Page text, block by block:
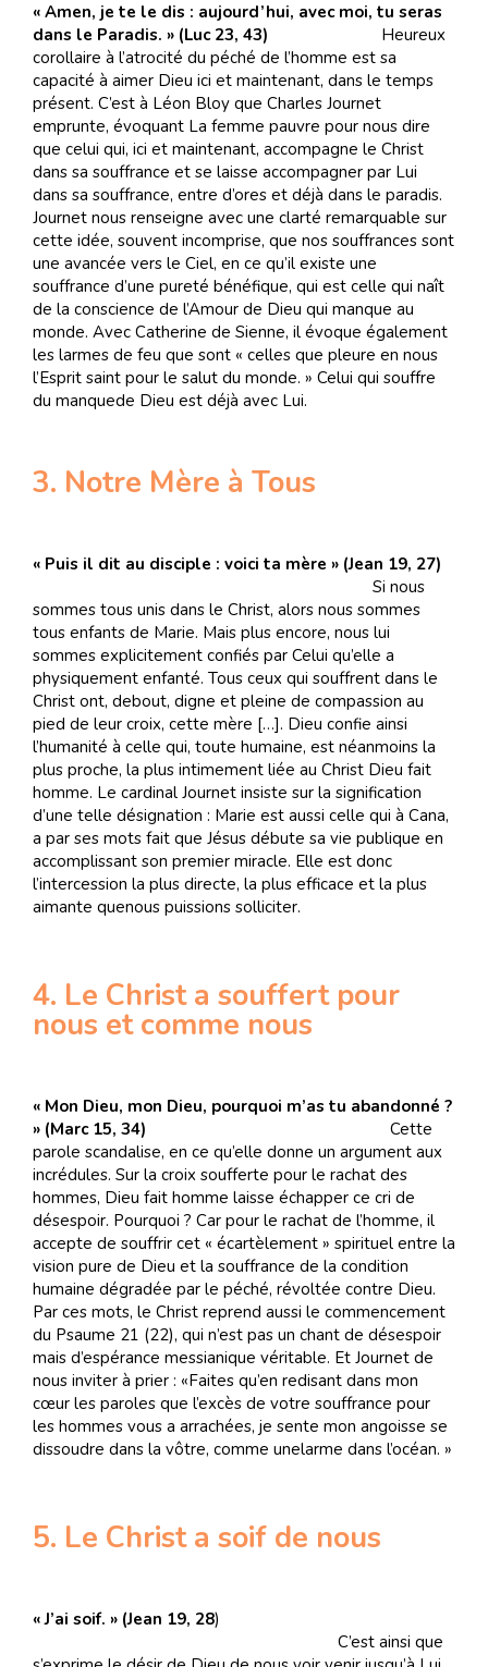
« Amen, je te le dis : aujourd’hui, avec moi, tu seras
dans le Paradis. » (Luc 23, 43)
Heureux
corollaire à l’atrocité du péché de l’homme est sa
capacité à aimer Dieu ici et maintenant, dans le temps
présent. C’est à Léon Bloy que Charles Journet
emprunte, évoquant La femme pauvre pour nous dire
que celui qui, ici et maintenant, accompagne le Christ
dans sa souffrance et se laisse accompagner par Lui
dans sa souffrance, entre d’ores et déjà dans le paradis.
Journet nous renseigne avec une clarté remarquable sur
cette idée, souvent incomprise, que nos souffrances sont
une avancée vers le Ciel, en ce qu’il existe une
souffrance d’une pureté bénéfique, qui est celle qui naît
de la conscience de l’Amour de Dieu qui manque au
monde. Avec Catherine de Sienne, il évoque également
les larmes de feu que sont « celles que pleure en nous
l’Esprit saint pour le salut du monde. » Celui qui souffre
du manquede Dieu est déjà avec Lui.
3. Notre Mère à Tous
« Puis il dit au disciple : voici ta mère » (Jean 19, 27)
Si nous
sommes tous unis dans le Christ, alors nous sommes
tous enfants de Marie. Mais plus encore, nous lui
sommes explicitement confiés par Celui qu’elle a
physiquement enfanté. Tous ceux qui souffrent dans le
Christ ont, debout, digne et pleine de compassion au
pied de leur croix, cette mère […]. Dieu confie ainsi
l’humanité à celle qui, toute humaine, est néanmoins la
plus proche, la plus intimement liée au Christ Dieu fait
homme. Le cardinal Journet insiste sur la signification
d’une telle désignation : Marie est aussi celle qui à Cana,
a par ses mots fait que Jésus débute sa vie publique en
accomplissant son premier miracle. Elle est donc
l’intercession la plus directe, la plus efficace et la plus
aimante quenous puissions solliciter.
4. Le Christ a souffert pour
nous et comme nous
« Mon Dieu, mon Dieu, pourquoi m’as tu abandonné ?
» (Marc 15, 34) Cette
parole scandalise, en ce qu’elle donne un argument aux
incrédules. Sur la croix soufferte pour le rachat des
hommes, Dieu fait homme laisse échapper ce cri de
désespoir. Pourquoi ? Car pour le rachat de l’homme, il
accepte de souffrir cet « écartèlement » spirituel entre la
vision pure de Dieu et la souffrance de la condition
humaine dégradée par le péché, révoltée contre Dieu.
Par ces mots, le Christ reprend aussi le commencement
du Psaume 21 (22), qui n’est pas un chant de désespoir
mais d’espérance messianique véritable. Et Journet de
nous inviter à prier : «Faites qu’en redisant dans mon
cœur les paroles que l’excès de votre souffrance pour
les hommes vous a arrachées, je sente mon angoisse se
dissoudre dans la vôtre, comme unelarme dans l’océan. »
5. Le Christ a soif de nous
« J’ai soif. » (Jean 19, 28)
C’est ainsi que